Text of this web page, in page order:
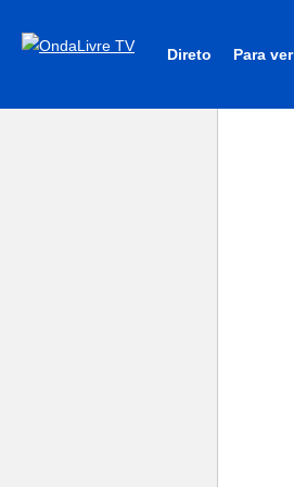
Direto Para ver